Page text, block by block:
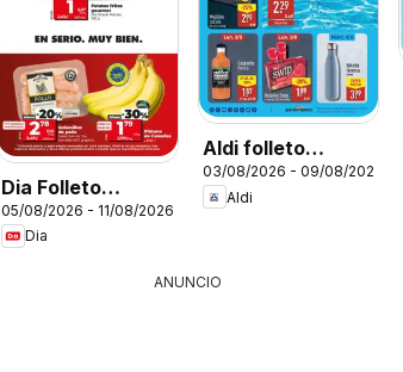
Dia Folleto
Market
05/08/2026 - 11/08/2026
Dia
Aldi folleto
Península
03/08/2026 - 09/08/2026
Aldi
ANUNCIO